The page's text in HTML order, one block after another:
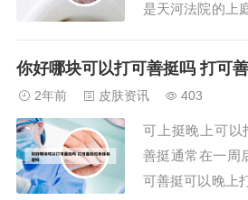
是天河法院的上
等待了半年之久
己无，感到恐惧
骂法官、...
你好哪块可以打可善挺吗 打可
2年前 皮肤资讯 403
可上挺晚上可以
善挺通常在一周
可善挺可以晚上